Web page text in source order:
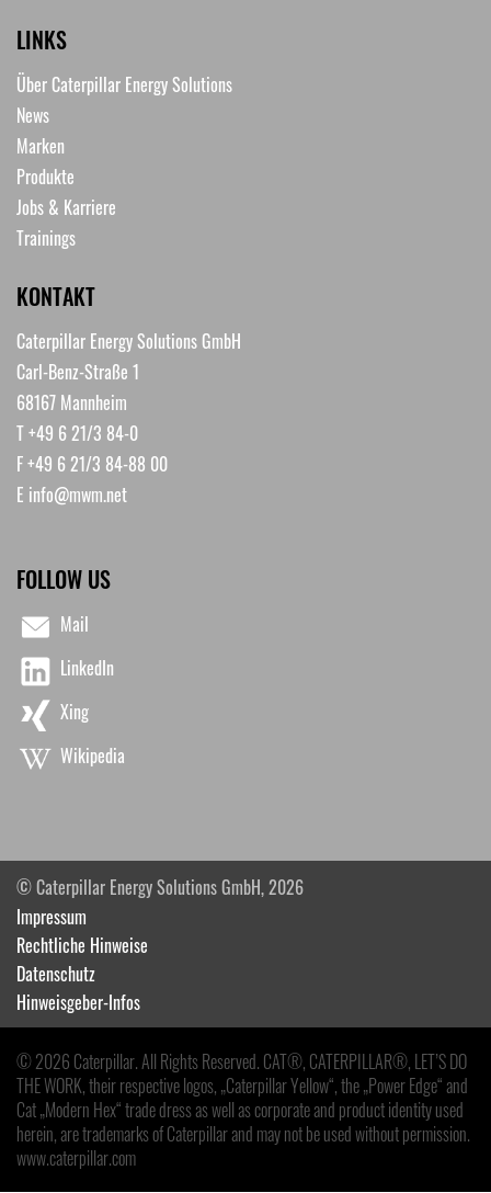
LINKS
Über Caterpillar Energy Solutions
News
Marken
Produkte
Jobs & Karriere
Trainings
KONTAKT
Caterpillar Energy Solutions GmbH
Carl-Benz-Straße 1
68167 Mannheim
T +49 6 21/3 84-0
F +49 6 21/3 84-88 00
E info@mwm.net
FOLLOW US
Mail
LinkedIn
Xing
Wikipedia
© Caterpillar Energy Solutions GmbH, 2026
Impressum
Rechtliche Hinweise
Datenschutz
Hinweisgeber-Infos
© 2026 Caterpillar. All Rights Reserved. CAT®, CATERPILLAR®, LET’S DO
THE WORK, their respective logos, „Caterpillar Yellow“, the „Power Edge“ and
Cat „Modern Hex“ trade dress as well as corporate and product identity used
herein, are trademarks of Caterpillar and may not be used without permission.
www.caterpillar.com